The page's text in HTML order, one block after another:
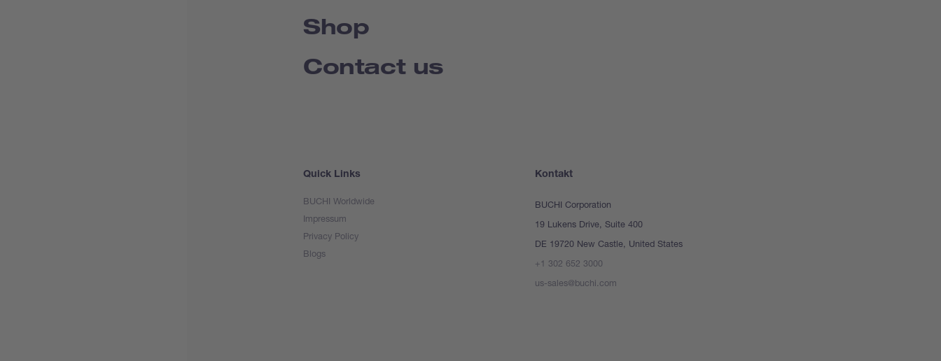
Shop
Contact us
Quick Links
BUCHI Worldwide
Impressum
Privacy Policy
Blogs
Kontakt
BUCHI Corporation
19 Lukens Drive, Suite 400
DE 19720 New Castle, United States
+1 302 652 3000
us-sales@buchi.com